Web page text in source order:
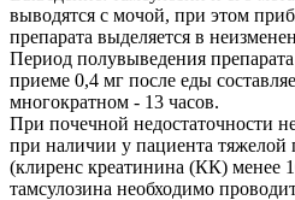
выводятся с мочой, при этом
препарата выделяется в
Период полувыведения
приеме 0,4 мг после еды
многократном - 13 часов.
При почечной недостаточности
при наличии у пациента тяжелой
(клиренс креатинина (КК) менее
тамсулозина необходимо